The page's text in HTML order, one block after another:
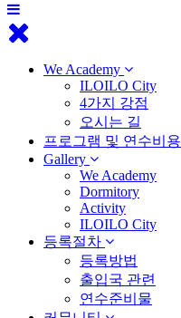
We Academy
ILOILO City
4가지 강점
오시는 길
프로그램 및 연수비용
Gallery
We Academy
Dormitory
Activity
ILOILO City
등록절차
등록방법
출입국 관련
연수준비물